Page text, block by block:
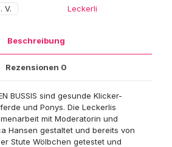
V. Leckerli
Beschreibung
Rezensionen 0
BUSSIS sind gesunde Klicker-
und Ponys. Die Leckerlis
mit Moderatorin und
Hansen gestaltet und bereits von
Stute Wölbchen getestet und